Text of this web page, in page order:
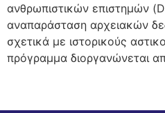
ανθρωπιστικών επιστημών
αναπαράσταση αρχειακών
σχετικά με ιστορικούς
πρόγραμμα διοργανώνεται